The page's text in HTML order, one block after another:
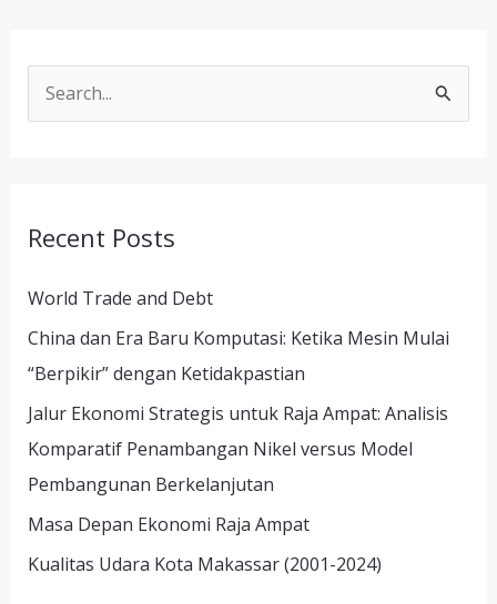
c
f
o
:
Recent Posts
World Trade and Debt
China dan Era Baru Komputasi: Ketika Mesin Mulai
“Berpikir” dengan Ketidakpastian
Jalur Ekonomi Strategis untuk Raja Ampat: Analisis
Komparatif Penambangan Nikel versus Model
Pembangunan Berkelanjutan
Masa Depan Ekonomi Raja Ampat
Kualitas Udara Kota Makassar (2001-2024)